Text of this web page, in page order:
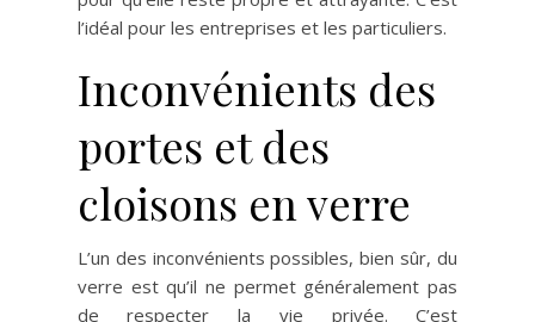
l’idéal pour les entreprises et les particuliers.
Inconvénients des
portes et des
cloisons en verre
L’un des inconvénients possibles, bien sûr, du
verre est qu’il ne permet généralement pas
de respecter la vie privée. C’est